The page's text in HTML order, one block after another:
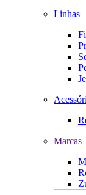
Linhas
Marcas